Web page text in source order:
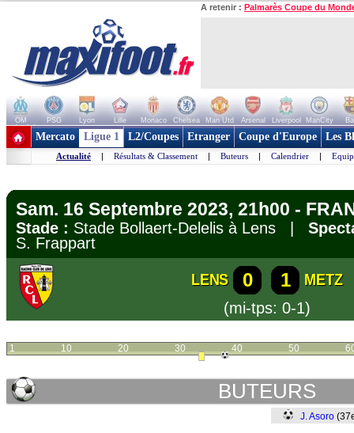
A retenir : Palmarès Coupe du
OM PSG Lyon Lille Monaco Chelsea Man Utd Arsenal Liverpool ManCity
+ de clubs
Mercato Ligue 1 L2/Coupes Etranger Coupe d'Europe Les
Actualité | Résultats & Classement | Buteurs | Calendrier |
Sam. 16 Septembre 2023, 21h00 -
Stade : Stade Bollaert-Delelis à Lens |
S. Frappart
LENS 0 1
METZ
(mi-tps: 0-1)
1 10 20 30 40 50
BUTEURS
J. Asoro